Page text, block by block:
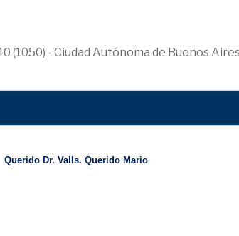
(1050) - Ciudad Autónoma de Buenos
Querido Dr. Valls. Querido Mario